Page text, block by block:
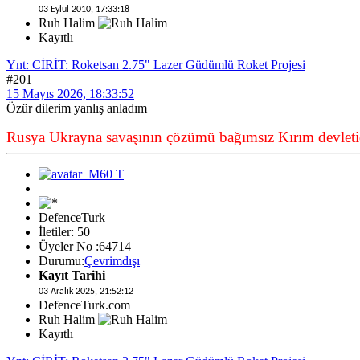
03 Eylül 2010, 17:33:18
Ruh Halim
Kayıtlı
Ynt: CİRİT: Roketsan 2.75" Lazer Güdümlü Roket Projesi
#201
15 Mayıs 2026, 18:33:52
Özür dilerim yanlış anladım
Rusya Ukrayna savaşının çözümü bağımsız Kırım
DefenceTurk
İletiler: 50
Üyeler No :64714
Durumu:Çevrimdışı
Kayıt Tarihi
03 Aralık 2025, 21:52:12
DefenceTurk.com
Ruh Halim
Kayıtlı